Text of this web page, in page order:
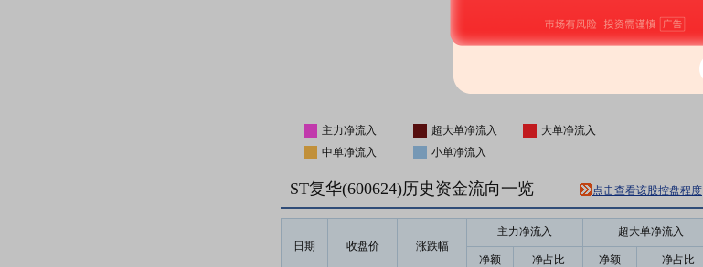
主力净流入 超大单净流入
大单净流入
中单净流入
小单净流入
ST复华(600624)历史资金流向一览 点击查看该股控盘程度
日期 收盘价 涨跌幅
主力净流入 超大单净流入
净额 净占比 净额 净占比